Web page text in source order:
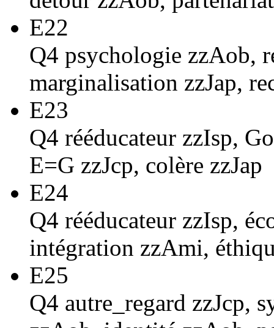
E22
Q4 psychologie zzAob,
marginalisation zzJap,
E23
Q4 rééducateur zzIsp,
E=G zzJcp, colère zzJap
E24
Q4 rééducateur zzIsp,
intégration zzAmi,
E25
Q4 autre_regard zzJcp,